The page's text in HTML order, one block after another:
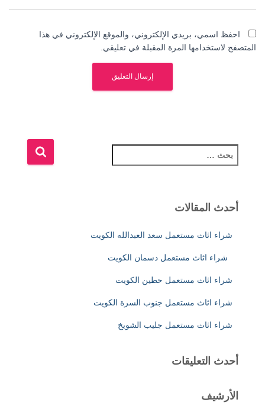
احفظ اسمي، بريدي الإلكتروني، والموقع الإلكتروني في هذا
المتصفح لاستخدامها المرة المقبلة في تعليقي.
ل
ثأحدث المقالات
شراء اثاث مستعمل سعد العبدالله الكويت
شراء اثاث مستعمل دسمان الكويت
شراء اثاث مستعمل حطين الكويت
شراء اثاث مستعمل جنوب السرة الكويت
شراء اثاث مستعمل جليب الشويخ
أحدث التعليقات
الأرشيف